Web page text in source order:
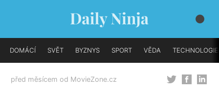
DOMÁCÍ SVĚT BYZNYS SPORT VĚDA TECHNOLOGIE
před měsícem od MovieZone.cz